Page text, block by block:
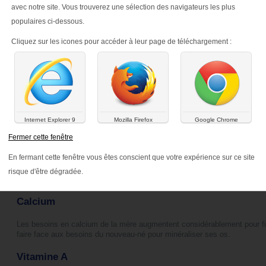
gras de la mère augmentent car l’enfant les absorbe à travers le lait
Iode
L’iode est nécessaire à tous les stades de la vie et contribue au
cognitives normales. Afin de garantir à leur enfant un niveau d’iode
doivent absorber environ le double de la quantité habituelle
Calcium
Les besoins en calcium de la mère augmentent considérablement pour
faire face aux besoins du nouveau-né pour minéraliser ses os.
Vitamine A
avec notre site. Vous trouverez une sélection des navigateurs les plus
populaires ci-dessous.
Cliquez sur les icones pour accéder à leur page de téléchargement :
Internet Explorer 9 Mozilla Firefox Google Chrome
Fermer cette fenêtre
En fermant cette fenêtre vous êtes conscient que votre expérience sur ce site
risque d'être dégradée.